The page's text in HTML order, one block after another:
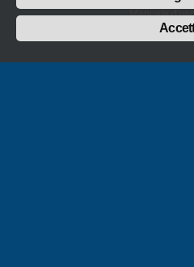
Manuale
Policy sulla